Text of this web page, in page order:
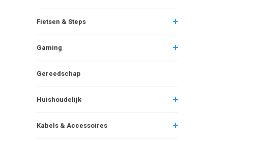
Fietsen & Steps
Gaming
Gereedschap
Huishoudelijk
Kabels & Accessoires